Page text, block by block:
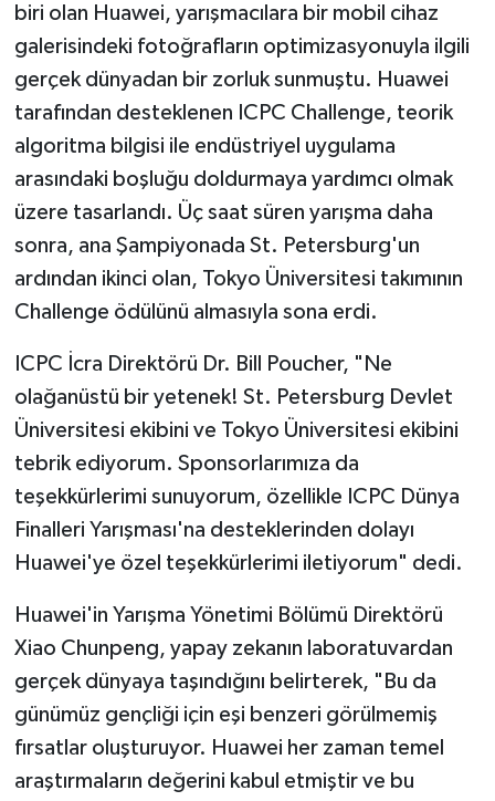
biri olan Huawei, yarışmacılara bir mobil cihaz
galerisindeki fotoğrafların optimizasyonuyla ilgili
gerçek dünyadan bir zorluk sunmuştu. Huawei
tarafından desteklenen ICPC Challenge, teorik
algoritma bilgisi ile endüstriyel uygulama
arasındaki boşluğu doldurmaya yardımcı olmak
üzere tasarlandı. Üç saat süren yarışma daha
sonra, ana Şampiyonada St. Petersburg'un
ardından ikinci olan, Tokyo Üniversitesi takımının
Challenge ödülünü almasıyla sona erdi.
ICPC İcra Direktörü Dr. Bill Poucher, "Ne
olağanüstü bir yetenek! St. Petersburg Devlet
Üniversitesi ekibini ve Tokyo Üniversitesi ekibini
tebrik ediyorum. Sponsorlarımıza da
teşekkürlerimi sunuyorum, özellikle ICPC Dünya
Finalleri Yarışması'na desteklerinden dolayı
Huawei'ye özel teşekkürlerimi iletiyorum" dedi.
Huawei'in Yarışma Yönetimi Bölümü Direktörü
Xiao Chunpeng, yapay zekanın laboratuvardan
gerçek dünyaya taşındığını belirterek, "Bu da
günümüz gençliği için eşi benzeri görülmemiş
fırsatlar oluşturuyor. Huawei her zaman temel
araştırmaların değerini kabul etmiştir ve bu